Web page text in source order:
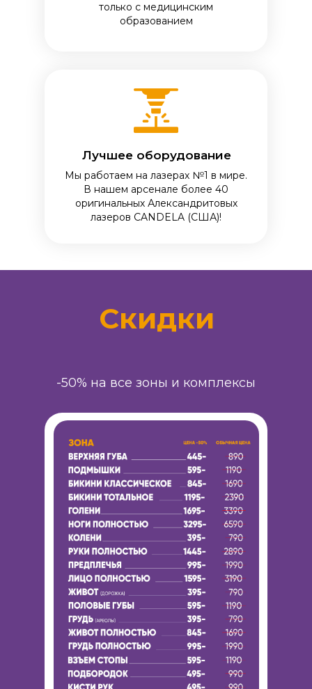
только с медицинским
образованием
Мы работаем на лазерах №1 в мире.
В нашем арсенале более 40
оригинальных Александритовых
лазеров CANDELA (США)!
Лучшее оборудование
Cкидки
-50% на все зоны и комплексы